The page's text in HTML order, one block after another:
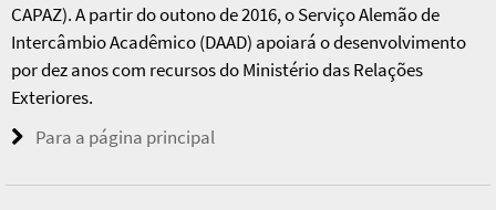
CAPAZ). A partir do outono de 2016, o Serviço Alemão de
Intercâmbio Acadêmico (DAAD) apoiará o desenvolvimento
por dez anos com recursos do Ministério das Relações
Exteriores.
Para a página principal